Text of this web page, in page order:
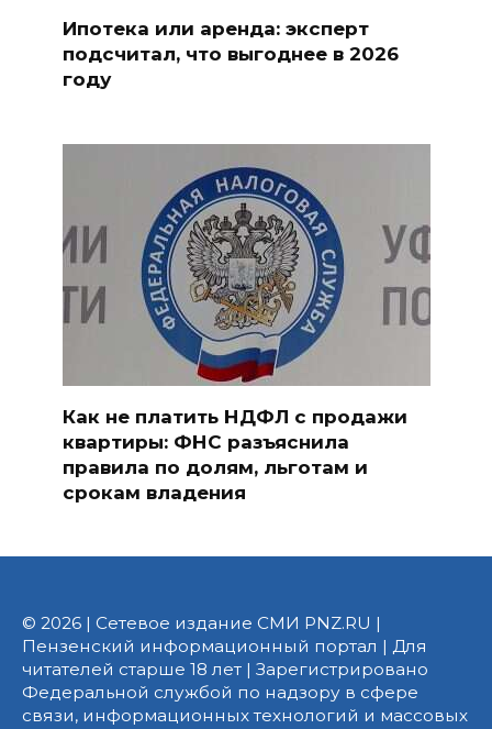
Ипотека или аренда: эксперт
подсчитал, что выгоднее в 2026
году
Как не платить НДФЛ с продажи
квартиры: ФНС разъяснила
правила по долям, льготам и
срокам владения
© 2026 | Сетевое издание СМИ PNZ.RU |
Пензенский информационный портал | Для
читателей старше 18 лет | Зарегистрировано
Федеральной службой по надзору в сфере
связи, информационных технологий и массовых